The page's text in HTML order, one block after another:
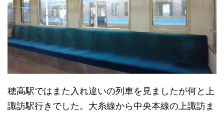
穂高駅ではまた入れ違いの列車を見ましたが何と上
諏訪駅行きでした。大糸線から中央本線の上諏訪ま